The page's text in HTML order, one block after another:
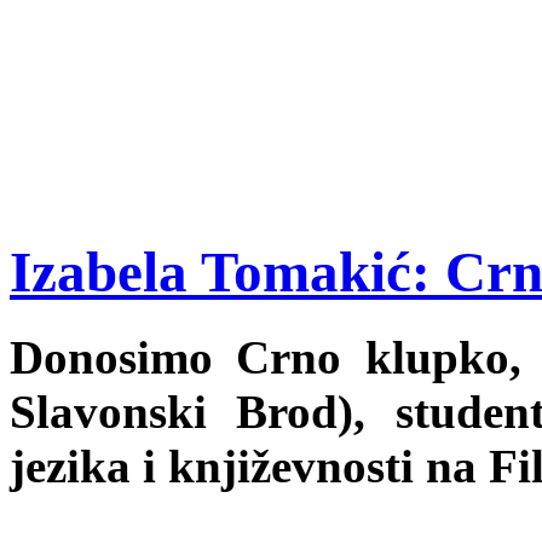
Izabela Tomakić:
Donosimo Crno klupko,
Slavonski Brod),
jezika i književnosti na